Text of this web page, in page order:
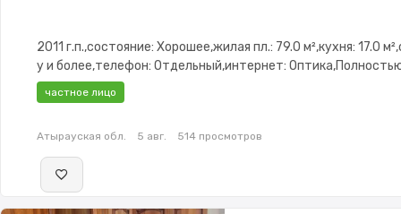
2011 г.п.,состояние: Хорошее,жилая пл.: 79.0 м²,кухня: 17.0
у и более,телефон: Отдельный,интернет:
меблирована,Полностью
окна,Улучшенная,Комнаты изолированы,Встроенная
частное лицо
Атырауская обл. 5 авг. 514 просмотров